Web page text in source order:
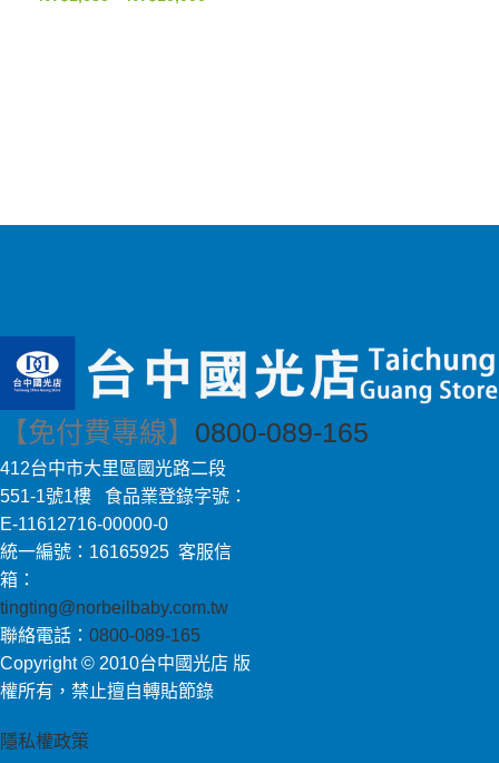
【免付費專線】 0800-089-165
412台中市大里區國光路二段
551-1號1樓 食品業登錄字號：
E-11612716-00000-0
統一編號：16165925 客服信
箱：
tingting@norbeilbaby.com.tw
聯絡電話： 0800-089-165
Copyright © 2010台中國光店 版
權所有，禁止擅自轉貼節錄
隱私權政策